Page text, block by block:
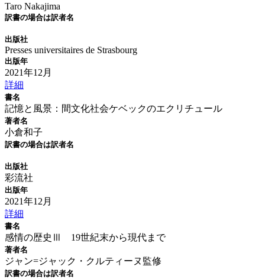
Taro Nakajima
訳書の場合は訳者名
出版社
Presses universitaires de Strasbourg
出版年
2021年12月
詳細
書名
記憶と風景：間文化社会ケベックのエクリチュール
著者名
小倉和子
訳書の場合は訳者名
出版社
彩流社
出版年
2021年12月
詳細
書名
感情の歴史Ⅲ 19世紀末から現代まで
著者名
ジャン=ジャック・クルティーヌ監修
訳書の場合は訳者名